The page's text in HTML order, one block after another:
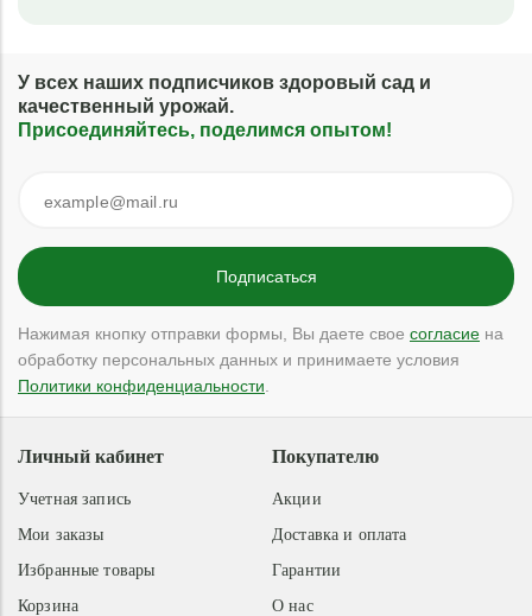
У всех наших подписчиков здоровый сад и
качественный урожай.
Присоединяйтесь, поделимся опытом!
Нажимая кнопку отправки формы, Вы даете свое согласие на
обработку персональных данных и принимаете условия
Политики конфиденциальности
Покупателю
Акции
Доставка и оплата
Гарантии
О нас
Личный кабинет
Учетная запись
Мои заказы
Избранные товары
Корзина